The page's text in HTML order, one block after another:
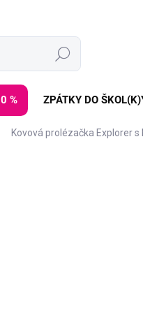
Hledat
% ZPÁTKY DO
Kovová prolézačka Explorer